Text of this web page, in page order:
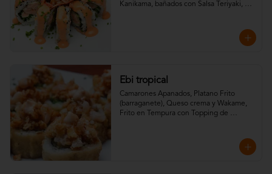
Kanikama, bañados con Salsa Teriyaki,
Ebi tropical
Camarones Apanados, Platano Frito
(barraganete), Queso crema y Wakame,
Frito en Tempura con Topping de